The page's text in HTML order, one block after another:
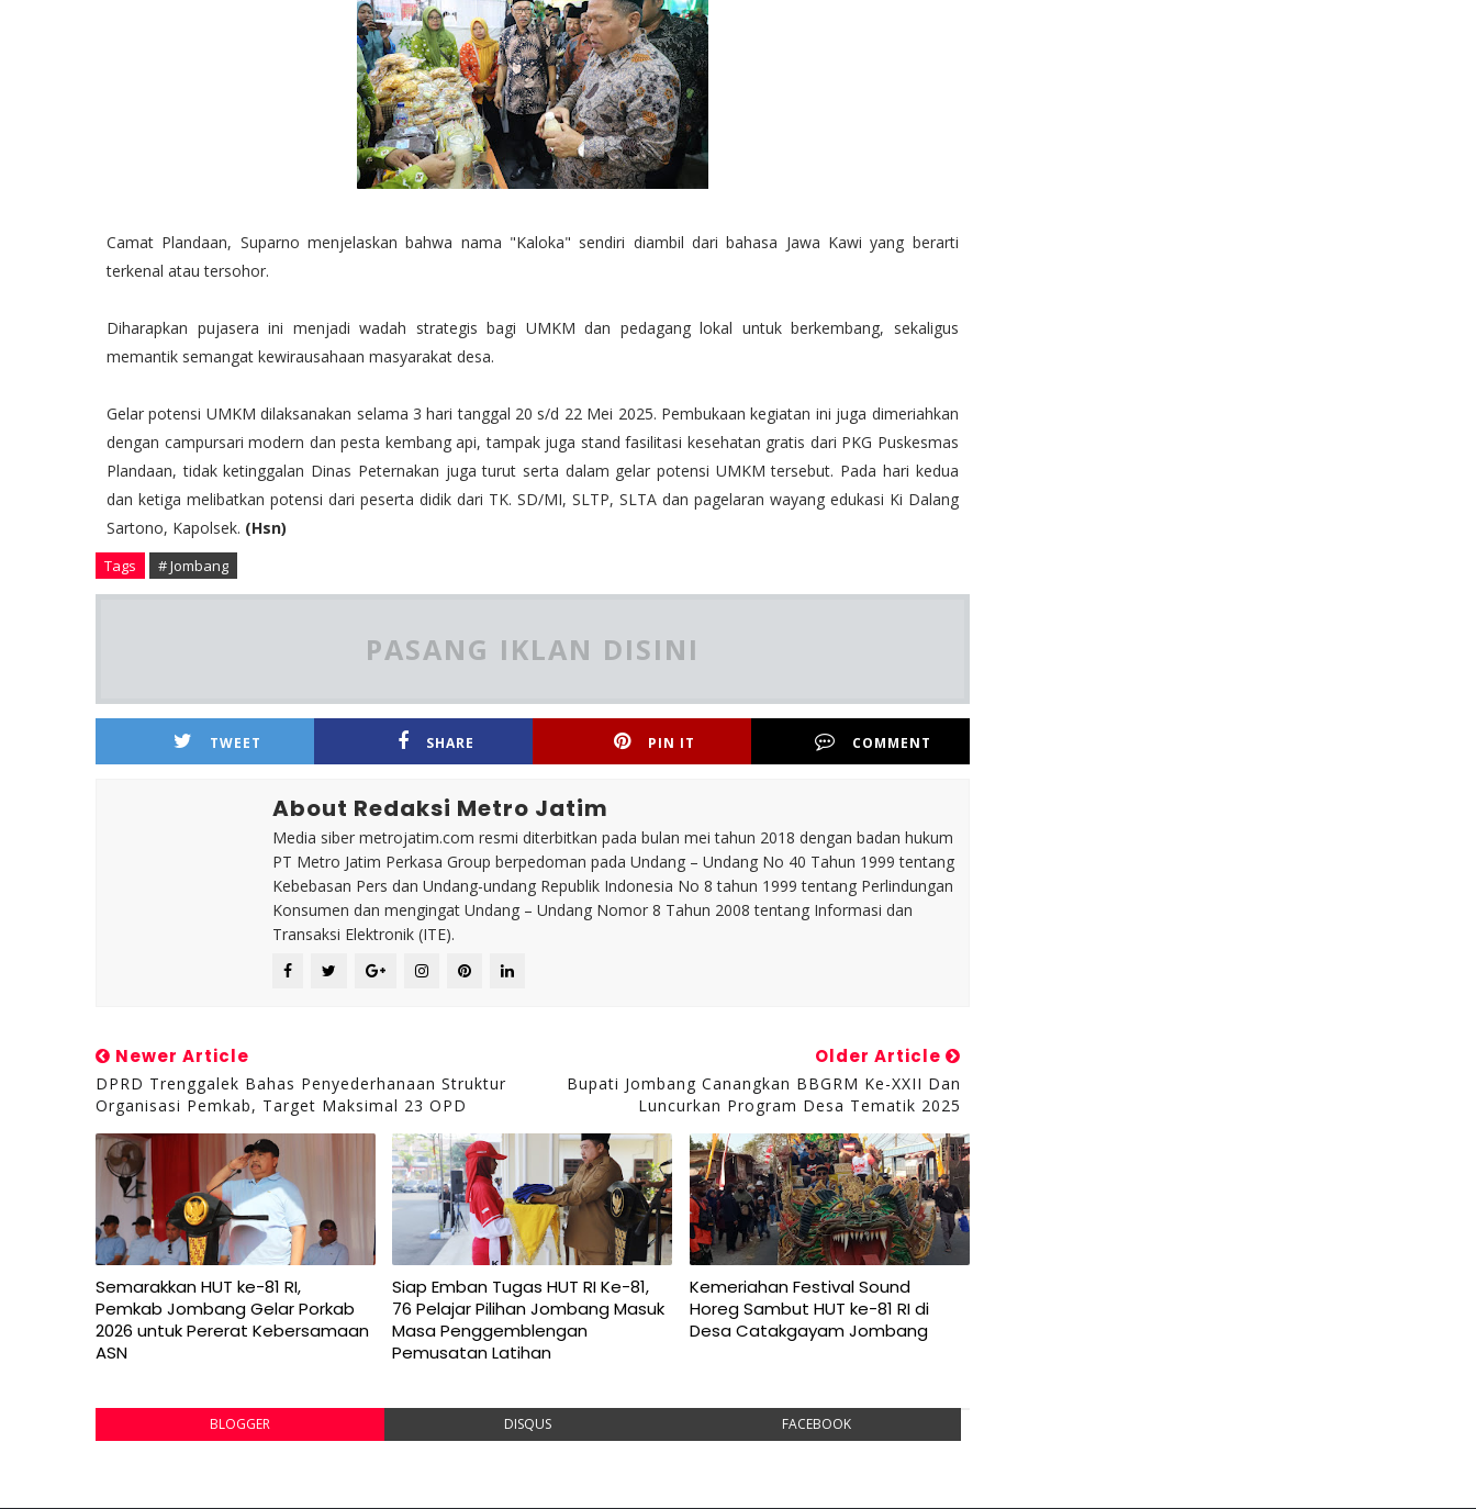
Camat Plandaan, Suparno menjelaskan bahwa nama "Kaloka" sendiri diambil dari bahasa Jawa Kawi yang berarti
terkenal atau tersohor.
Diharapkan pujasera ini menjadi wadah strategis bagi UMKM dan pedagang lokal untuk berkembang, sekaligus
memantik semangat kewirausahaan masyarakat desa.
Gelar potensi UMKM dilaksanakan selama 3 hari tanggal 20 s/d 22 Mei 2025. Pembukaan kegiatan ini juga dimeriahkan
dengan campursari modern dan pesta kembang api, tampak juga stand fasilitasi kesehatan gratis dari PKG Puskesmas
Plandaan, tidak ketinggalan Dinas Peternakan juga turut serta dalam gelar potensi UMKM tersebut. Pada hari kedua
dan ketiga melibatkan potensi dari peserta didik dari TK. SD/MI, SLTP, SLTA dan pagelaran wayang edukasi Ki Dalang
Sartono, Kapolsek. (Hsn)
Tags # Jombang
PASANG IKLAN DISINI
TWEET SHARE PIN IT COMMENT
About Redaksi Metro Jatim
Media siber metrojatim.com resmi diterbitkan pada bulan mei tahun 2018 dengan badan hukum
PT Metro Jatim Perkasa Group berpedoman pada Undang – Undang No 40 Tahun 1999 tentang
Kebebasan Pers dan Undang-undang Republik Indonesia No 8 tahun 1999 tentang Perlindungan
Konsumen dan mengingat Undang – Undang Nomor 8 Tahun 2008 tentang Informasi dan
Transaksi Elektronik (ITE).
Newer Article
DPRD Trenggalek Bahas Penyederhanaan Struktur
Organisasi Pemkab, Target Maksimal 23 OPD
Older Article
Bupati Jombang Canangkan BBGRM Ke-XXII Dan
Luncurkan Program Desa Tematik 2025
Semarakkan HUT ke-81 RI,
Pemkab Jombang Gelar Porkab
2026 untuk Pererat Kebersamaan
ASN
Siap Emban Tugas HUT RI Ke-81,
76 Pelajar Pilihan Jombang Masuk
Masa Penggemblengan
Pemusatan Latihan
Kemeriahan Festival Sound
Horeg Sambut HUT ke-81 RI di
Desa Catakgayam Jombang
BLOGGER DISQUS FACEBOOK